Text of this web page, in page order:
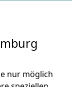
nur möglich